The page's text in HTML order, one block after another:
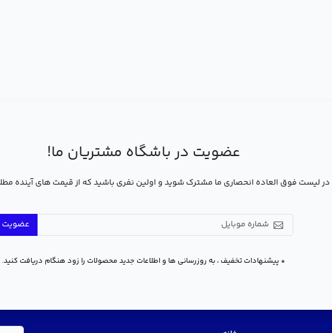
عضویت در باشگاه مشتریان ما!
در لیست فوق العاده انحصاری ما مشترک شوید و اولین نفری باشید که از قیمت های آینده
عضویت
* پیشنهادات تخفیف ، به روزرسانی ها و اطلاعات جدید محصولات را زود هنگام دریافت کنید.